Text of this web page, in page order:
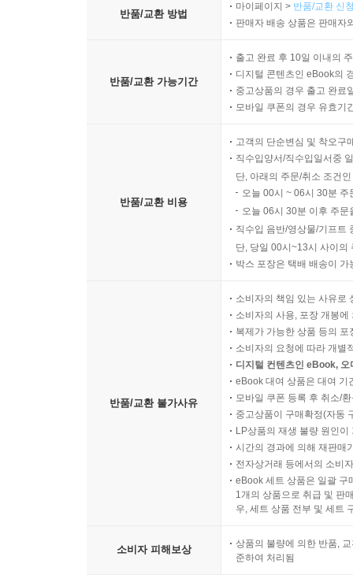
반품/교환 방법
마이페이지 > 반품/교환 신
판매자 배송 상품은 판매자
반품/교환 가능기간
출고 완료 후 10일 이내의
디지털 콘텐츠인 eBook의
중고상품의 경우 출고 완료
모바일 쿠폰의 경우 유효기
반품/교환 비용
고객의 단순변심 및 착오구
직수입양서/직수입일서중
단, 아래의 주문/취소 조건
오늘 00시 ~ 06시 30분
오늘 06시 30분 이후 주
직수입 음반/영상물/기프트
단, 당일 00시~13시 사이의
박스 포장은 택배 배송이
반품/교환 불가사유
소비자의 책임 있는 사유로
소비자의 사용, 포장 개봉
복제가 가능한 상품 등의
소비자의 요청에 따라 개별
디지털 컨텐츠인 eBook,
eBook 대여 상품은 대여 기
모바일 쿠폰 등록 후 취소/
중고상품이 구매확정(자동
LP상품의 재생 불량 원인
시간의 경과에 의해 재판매
전자상거래 등에서의 소비
eBook 세트 상품은 일괄 구
1개의 상품으로 취급 및 판
우, 세트 상품 전부 및 세트
소비자 피해보상
상품의 불량에 의한 반품,
준하여 처리됨